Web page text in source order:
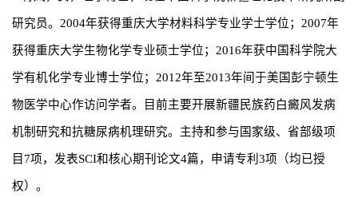
研究员。2004年获得重庆大学材料科学专业学士学位；2007年
获得重庆大学生物化学专业硕士学位；2016年获中国科学院大
学有机化学专业博士学位；2012年至2013年间于美国彭宁顿生
物医学中心作访问学者。目前主要开展新疆民族药白癜风发病
机制研究和抗糖尿病机理研究。主持和参与国家级、省部级项
目7项，发表SCI和核心期刊论文4篇，申请专利3项（均已授
权）。